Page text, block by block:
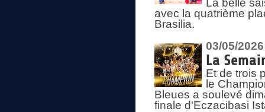
La belle
avec la quatrième
Brasilia.
03/05/2026
La
Et de trois
le
Bleues a soulevé
finale d'Eczacibasi